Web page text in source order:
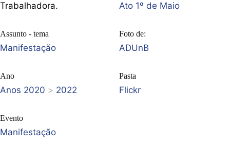
Trabalhadora.
Assunto - tema
Manifestação
Ano
Anos 2020 > 2022
Evento
Manifestação
Ato 1º de Maio
Foto de:
ADUnB
Pasta
Flickr